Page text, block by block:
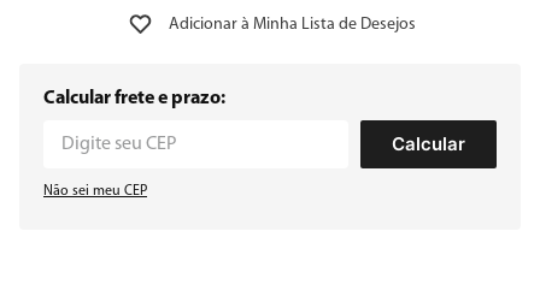
Calcular frete e prazo:
Calcular
Não sei meu CEP